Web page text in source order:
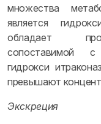
множества
является
обладает
сопоставимой с
гидрокси
превышают
Экскреция